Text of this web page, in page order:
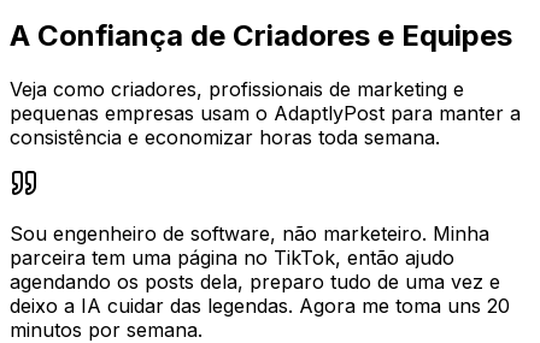
A Confiança de Criadores e Equipes
Veja como criadores, profissionais de marketing e
pequenas empresas usam o AdaptlyPost para manter a
consistência e economizar horas toda semana.
Sou engenheiro de software, não marketeiro. Minha
parceira tem uma página no TikTok, então ajudo
agendando os posts dela, preparo tudo de uma vez e
deixo a IA cuidar das legendas. Agora me toma uns 20
minutos por semana.